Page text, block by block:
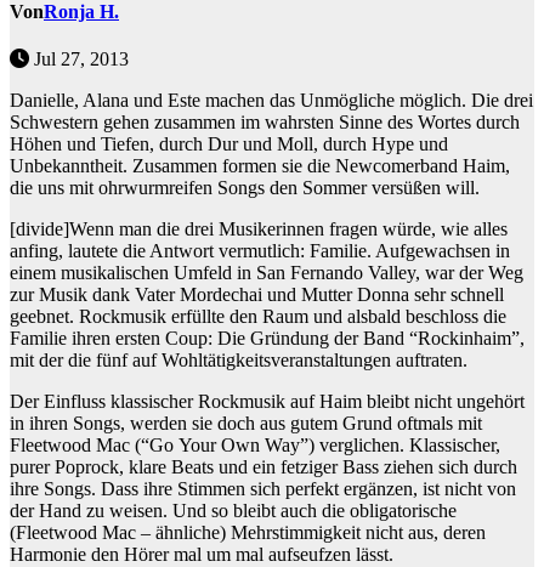
VonRonja H.
Jul 27, 2013
Danielle, Alana und Este machen das Unmögliche möglich. Die drei
Schwestern gehen zusammen im wahrsten Sinne des Wortes durch
Höhen und Tiefen, durch Dur und Moll, durch Hype und
Unbekanntheit. Zusammen formen sie die Newcomerband Haim,
die uns mit ohrwurmreifen Songs den Sommer versüßen will.
[divide]Wenn man die drei Musikerinnen fragen würde, wie alles
anfing, lautete die Antwort vermutlich: Familie. Aufgewachsen in
einem musikalischen Umfeld in San Fernando Valley, war der Weg
zur Musik dank Vater Mordechai und Mutter Donna sehr schnell
geebnet. Rockmusik erfüllte den Raum und alsbald beschloss die
Familie ihren ersten Coup: Die Gründung der Band “Rockinhaim”,
mit der die fünf auf Wohltätigkeitsveranstaltungen auftraten.
Der Einfluss klassischer Rockmusik auf Haim bleibt nicht ungehört
in ihren Songs, werden sie doch aus gutem Grund oftmals mit
Fleetwood Mac (“Go Your Own Way”) verglichen. Klassischer,
purer Poprock, klare Beats und ein fetziger Bass ziehen sich durch
ihre Songs. Dass ihre Stimmen sich perfekt ergänzen, ist nicht von
der Hand zu weisen. Und so bleibt auch die obligatorische
(Fleetwood Mac – ähnliche) Mehrstimmigkeit nicht aus, deren
Harmonie den Hörer mal um mal aufseufzen lässt.